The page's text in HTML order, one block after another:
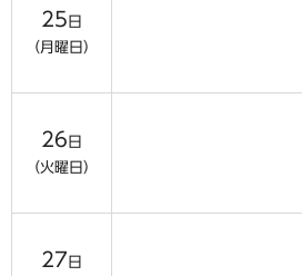
25 日
（月曜日）
26 日
（火曜日）
27 日